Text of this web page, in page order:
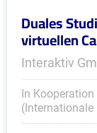
Duales
virtuellen
Interaktiv
In
(Internationale